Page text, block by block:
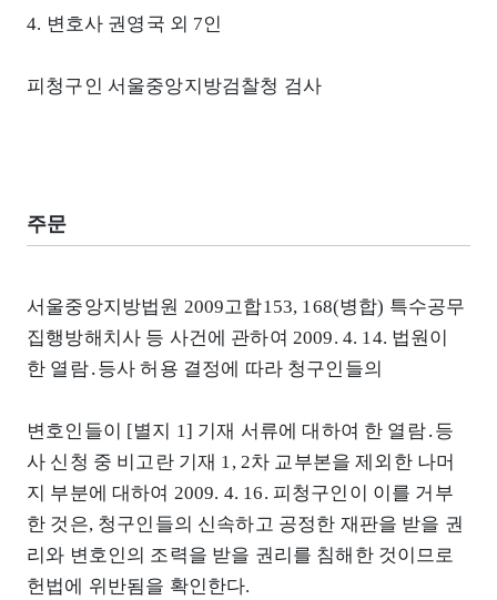
4. 변호사 권영국 외 7인
피청구인 서울중앙지방검찰청 검사
주문
서울중앙지방법원 2009고합153, 168(병합) 특수공무
집행방해치사 등 사건에 관하여 2009. 4. 14. 법원이
한 열람․등사 허용 결정에 따라 청구인들의
변호인들이 [별지 1] 기재 서류에 대하여 한 열람․등
사 신청 중 비고란 기재 1, 2차 교부본을 제외한 나머
지 부분에 대하여 2009. 4. 16. 피청구인이 이를 거부
한 것은, 청구인들의 신속하고 공정한 재판을 받을 권
리와 변호인의 조력을 받을 권리를 침해한 것이므로
헌법에 위반됨을 확인한다.